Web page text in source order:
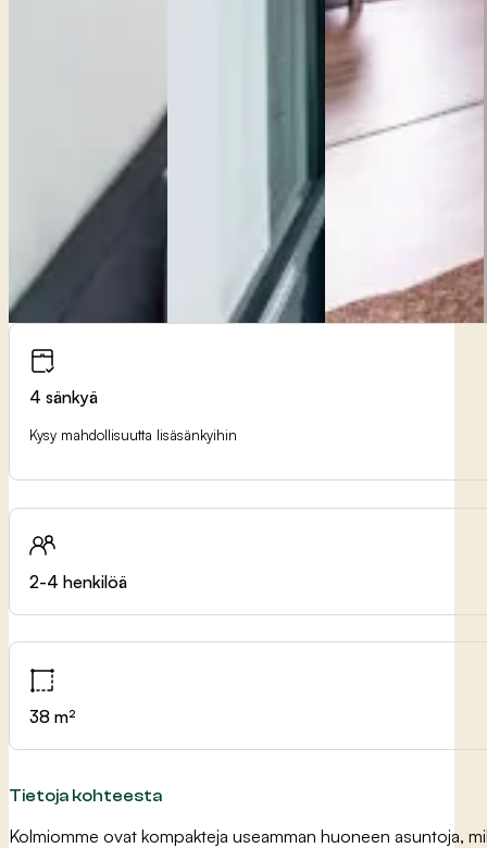
4 sänkyä
Kysy mahdollisuutta lisäsänkyihin
2-4 henkilöä
38 m²
Tietoja kohteesta
Kolmiomme ovat kompakteja useamman huoneen asuntoja,